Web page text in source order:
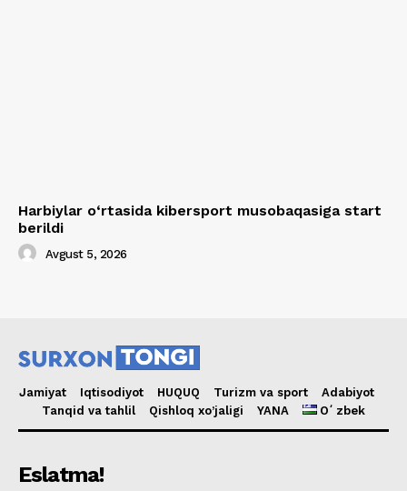
Harbiylar o‘rtasida kibersport musobaqasiga start
berildi
Avgust 5, 2026
Jamiyat Iqtisodiyot HUQUQ Turizm va sport
Adabiyot
Tanqid va tahlil
Qishloq xo’jaligi YANA Oʻzbek
Eslatma!